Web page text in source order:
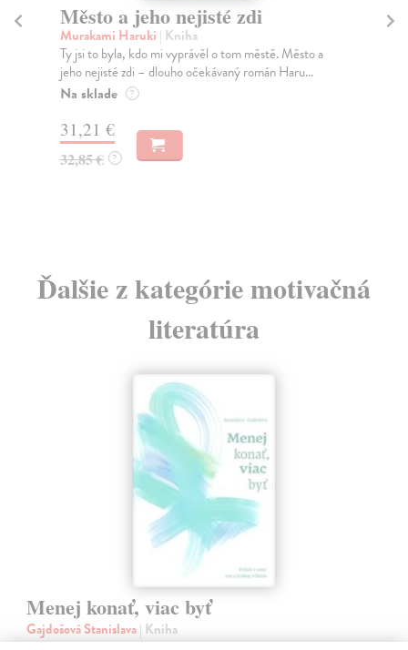
Město a jeho nejisté zdi
Murakami Haruki| Kniha
Ty jsi to byla, kdo mi vyprávěl o tom městě. Město a
jeho nejisté zdi – dlouho očekávaný román Haru...
Na sklade ?
31,21 €
32,85 € ?
Ďalšie z kategórie motivačná
literatúra
Menej konať, viac byť
Gajdošová Stanislava| Kniha